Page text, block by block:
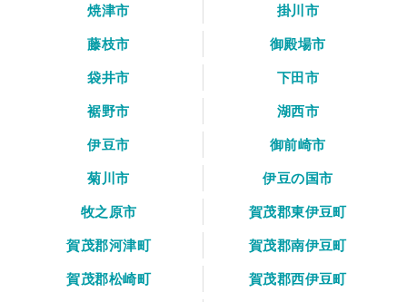
焼津市
掛川市
藤枝市
御殿場市
袋井市
下田市
裾野市
湖西市
伊豆市
御前崎市
菊川市
伊豆の国市
牧之原市
賀茂郡東伊豆町
賀茂郡河津町
賀茂郡南伊豆町
賀茂郡松崎町
賀茂郡西伊豆町